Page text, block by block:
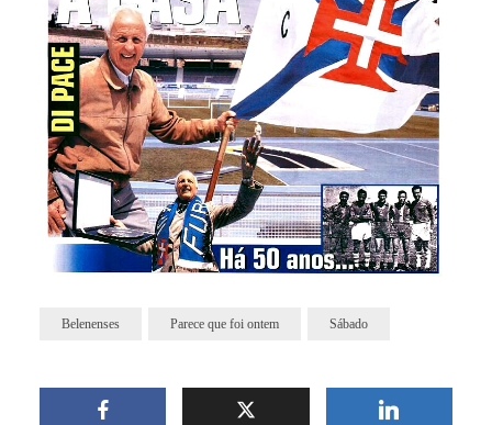
Belenenses Parece que foi ontem Sábado